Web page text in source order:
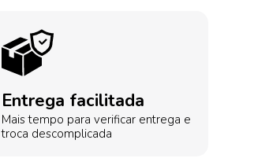
Entrega facilitada
Mais tempo para verificar entrega e
troca descomplicada